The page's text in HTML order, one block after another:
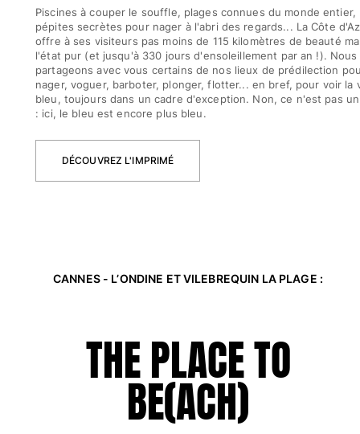
Deux pièces
Une pièce
Hauts
Bas
T-shirts Anti UV
Tous les articles
Robes
Sweatshirts
Kimonos
Tous les articles
Collection yachting
Piscines à couper le souffle, plages connues du monde entier,
pépites secrètes pour nager à l'abri des regards... La Côte
offre à ses visiteurs pas moins de 115 kilomètres de beauté
l'état pur (et jusqu'à 330 jours d'ensoleillement par an !). Nous
partageons avec vous certains de nos lieux de prédilection
nager, voguer, barboter, plonger, flotter... en bref, pour voir la
bleu, toujours dans un cadre d'exception. Non, ce n'est pas
: ici, le bleu est encore plus bleu.
DÉCOUVREZ L'IMPRIMÉ
CANNES - L’ONDINE ET VILEBREQUIN LA PLAGE :
THE PLACE TO
BE(ACH)